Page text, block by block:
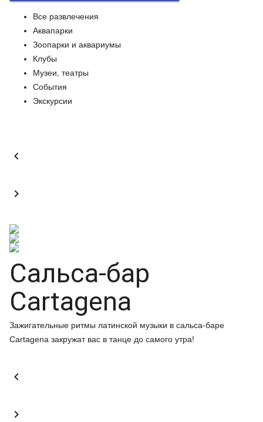
Все развлечения
Аквапарки
Зоопарки и аквариумы
Клубы
Музеи, театры
События
Экскурсии


Сальса-бар
Cartagena
Зажигательные ритмы латинской музыки в сальса-баре
Cartagena закружат вас в танце до самого утра!

